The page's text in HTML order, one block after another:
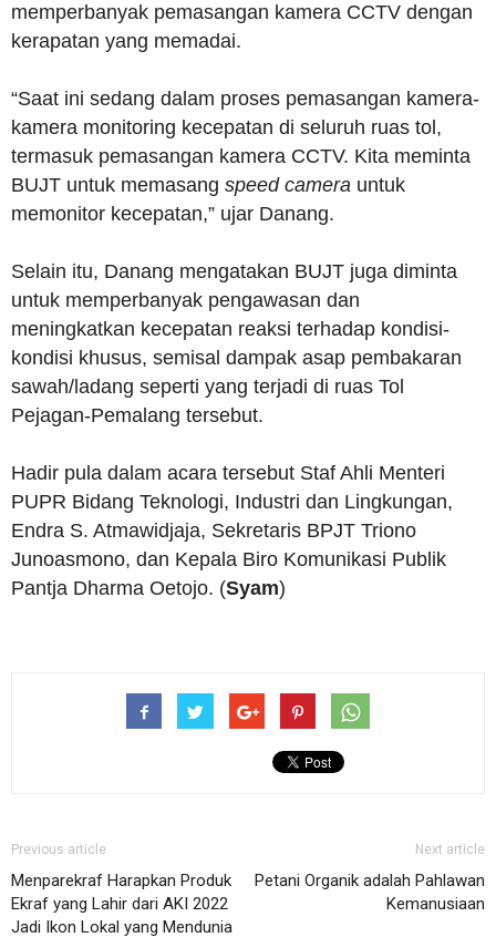
memperbanyak pemasangan kamera CCTV dengan
kerapatan yang memadai.
“Saat ini sedang dalam proses pemasangan kamera-
kamera monitoring kecepatan di seluruh ruas tol,
termasuk pemasangan kamera CCTV. Kita meminta
BUJT untuk memasang speed camera untuk
memonitor kecepatan,” ujar Danang.
Selain itu, Danang mengatakan BUJT juga diminta
untuk memperbanyak pengawasan dan
meningkatkan kecepatan reaksi terhadap kondisi-
kondisi khusus, semisal dampak asap pembakaran
sawah/ladang seperti yang terjadi di ruas Tol
Pejagan-Pemalang tersebut.
Hadir pula dalam acara tersebut Staf Ahli Menteri
PUPR Bidang Teknologi, Industri dan Lingkungan,
Endra S. Atmawidjaja, Sekretaris BPJT Triono
Junoasmono, dan Kepala Biro Komunikasi Publik
Pantja Dharma Oetojo. (Syam)
Previous article
Menparekraf Harapkan Produk
Ekraf yang Lahir dari AKI 2022
Jadi Ikon Lokal yang Mendunia
Next article
Petani Organik adalah Pahlawan
Kemanusiaan